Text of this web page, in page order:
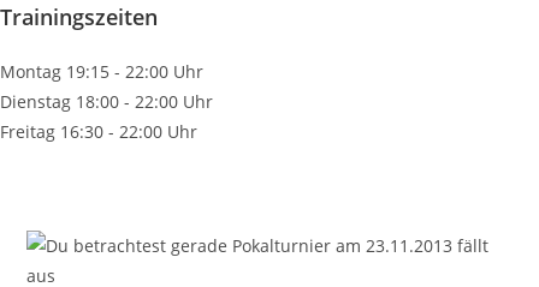
Trainingszeiten
Montag 19:15 - 22:00 Uhr
Dienstag 18:00 - 22:00 Uhr
Freitag 16:30 - 22:00 Uhr